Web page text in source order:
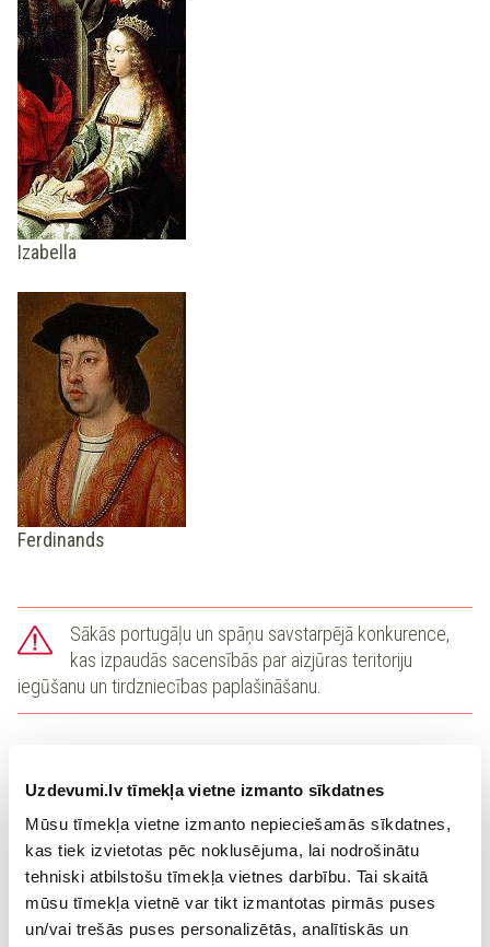
Uzdevumi.lv tīmekļa vietne izmanto sīkdatnes
Mūsu tīmekļa vietne izmanto nepieciešamās sīkdatnes,
kas tiek izvietotas pēc noklusējuma, lai nodrošinātu
tehniski atbilstošu tīmekļa vietnes darbību. Tai skaitā
mūsu tīmekļa vietnē var tikt izmantotas pirmās puses
un/vai trešās puses personalizētās, analītiskās un
Izabella
Ferdinands
Sākās portugāļu un spāņu savstarpējā konkurence,
kas izpaudās sacensībās par aizjūras teritoriju
iegūšanu un tirdzniecības paplašināšanu.
Renesanses laikmetā izauga jauno laiku cilvēks – darījumu
cilvēks, kurš pieņēma likumus, ieviesa nodokļus, nodarbojās
ar tirdzniecību, ceļoja, karoja, ieguva izglītību. Saimnieciska
un politiska darbība prasīja arī attīstīt iemaņas rakstīt un
rēķināt, uzkrāt zināšanas ekonomikā, tehnikā, ģeogrāfijā,